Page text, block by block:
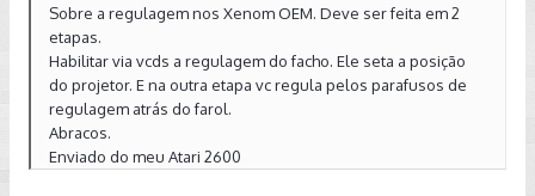
Sobre a regulagem nos Xenom OEM. Deve ser feita em 2
etapas.
Habilitar via vcds a regulagem do facho. Ele seta a posição
do projetor. E na outra etapa vc regula pelos parafusos de
regulagem atrás do farol.
Abracos.
Enviado do meu Atari 2600